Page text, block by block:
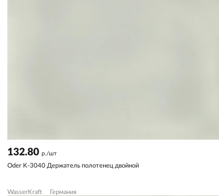
132.80 р./шт
Oder K-3040 Держатель полотенец двойной
WasserKraft Германия